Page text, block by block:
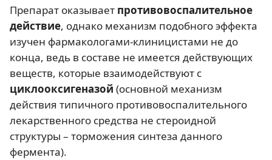
Препарат оказывает противовоспалительное
действие, однако механизм подобного эффекта
изучен фармакологами-клиницистами не до
конца, ведь в составе не имеется действующих
веществ, которые взаимодействуют с
циклооксигеназой (основной механизм
действия типичного противовоспалительного
лекарственного средства не стероидной
структуры – торможения синтеза данного
фермента).